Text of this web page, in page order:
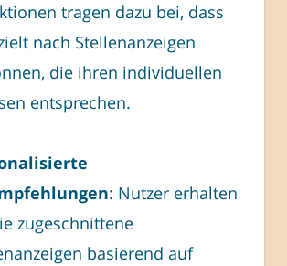
tragen dazu bei, dass
nach Stellenanzeigen
die ihren individuellen
entsprechen.
: Nutzer erhalten
zugeschnittene
basierend auf